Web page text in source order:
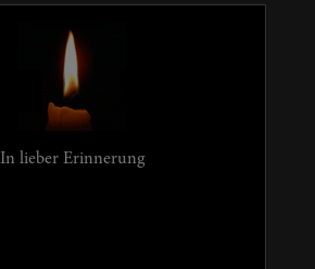
In lieber Erinnerung